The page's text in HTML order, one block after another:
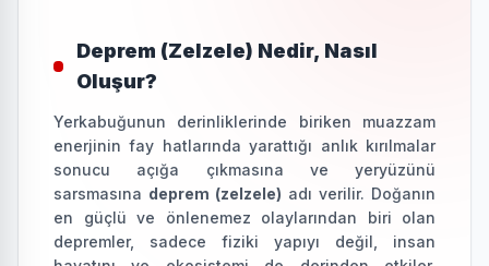
Deprem (Zelzele) Nedir, Nasıl
Oluşur?
Yerkabuğunun derinliklerinde biriken muazzam
enerjinin fay hatlarında yarattığı anlık kırılmalar
sonucu açığa çıkmasına ve yeryüzünü
sarsmasına deprem (zelzele) adı verilir. Doğanın
en güçlü ve önlenemez olaylarından biri olan
depremler, sadece fiziki yapıyı değil, insan